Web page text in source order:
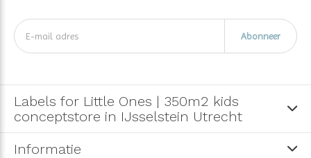
Abonneer
Labels for Little Ones | 350m2 kids
conceptstore in IJsselstein Utrecht
Informatie